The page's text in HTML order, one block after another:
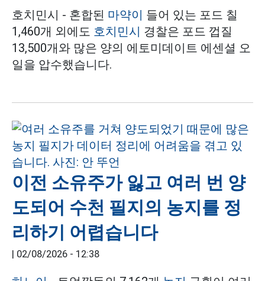
호치민시 - 혼합된 마약이 들어 있는 포드 칠
1,460개 외에도 호치민시 경찰은 포드 껍질
13,500개와 많은 양의 에토미데이트 에센셜 오
일을 압수했습니다.
이전 소유주가 잃고 여러 번 양
도되어 수천 필지의 농지를 정
리하기 어렵습니다
| 02/08/2026 - 12:38